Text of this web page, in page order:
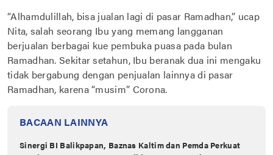
“Alhamdulillah, bisa jualan lagi di pasar Ramadhan,” ucap
Nita, salah seorang Ibu yang memang langganan
berjualan berbagai kue pembuka puasa pada bulan
Ramadhan. Sekitar setahun, Ibu beranak dua ini mengaku
tidak bergabung dengan penjualan lainnya di pasar
Ramadhan, karena “musim” Corona.
BACAAN LAINNYA
Sinergi BI Balikpapan, Baznas Kaltim dan Pemda Perkuat